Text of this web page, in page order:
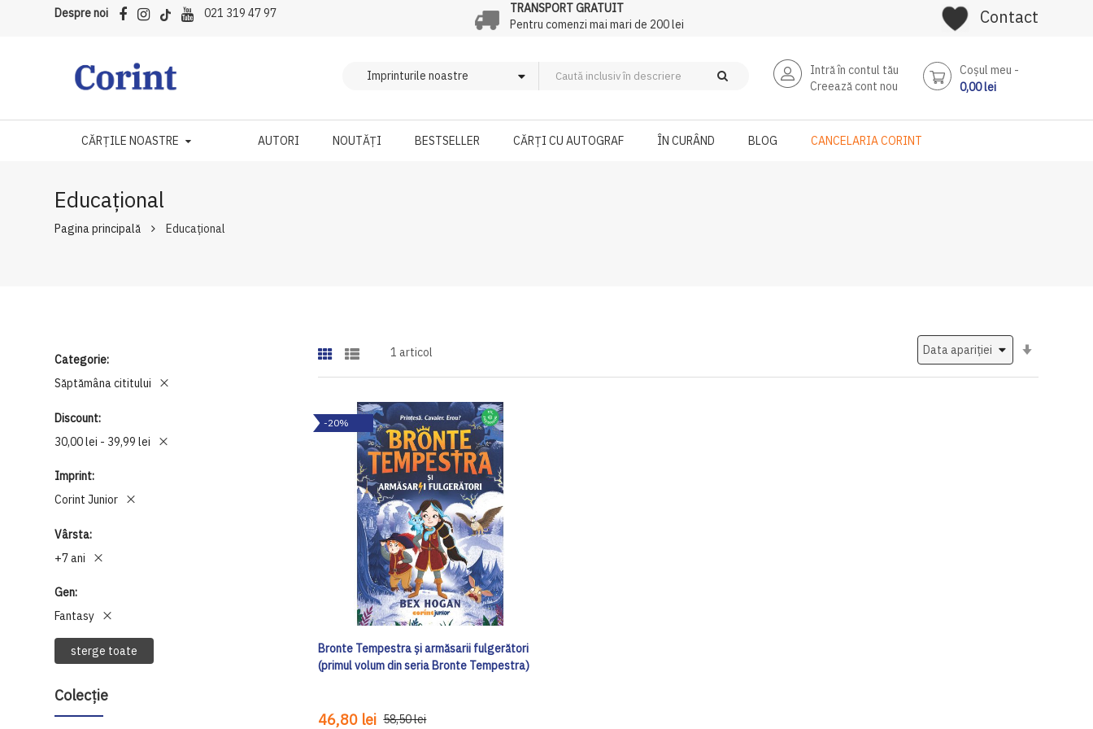
Despre noi 021 319 47 97
TRANSPORT GRATUIT
Pentru comenzi mai mari de 200 lei
Contact
Intră în contul tău
Creează cont nou
Coşul meu
0,00 lei
CĂRȚILE NOASTRE AUTORI NOUTĂȚI BESTSELLER CĂRȚI CU AUTOGRAF ÎN CURÂND BLOG CANCELARIA CORINT
Educațional
Pagina principală Educațional
Categorie
Săptămâna cititului
Discount
30,00 lei - 39,99 lei
Imprint
Corint Junior
Vârsta
+7 ani
Gen
Fantasy
sterge toate
Colecție
1 articol
-20%
Bronte Tempestra și armăsarii fulgerători
(primul volum din seria Bronte Tempestra)
46,80 lei 58,50 lei